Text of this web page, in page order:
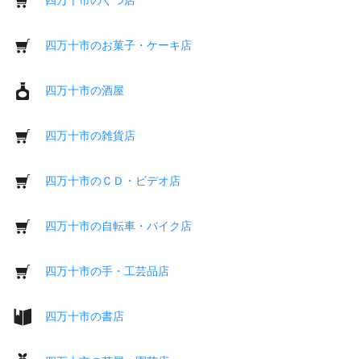
四万十市のお菓子・ケーキ店
四万十市の酒屋
四万十市の雑貨店
四万十市のＣＤ・ビデオ店
四万十市の自転車・バイク店
四万十市の手・工芸品店
四万十市の書店